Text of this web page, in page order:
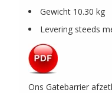
Gewicht 10.30 kg
Levering steeds
Ons Gatebarrier